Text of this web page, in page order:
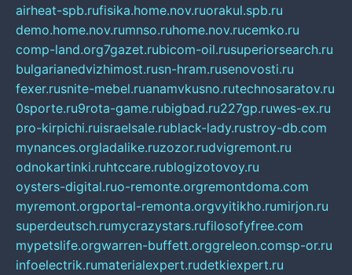
airheat-spb.rufisika.home.nov.ruorakul.spb.ru
demo.home.nov.rumnso.ruhome.nov.rucemko.ru
comp-land.org7gazet.rubicom-oil.rusuperiorsearch.ru
bulgarianedvizhimost.rusn-hram.rusenovosti.ru
fexer.rusnite-mebel.ruanamvkusno.rutechnosaratov.ru
0sporte.ru9rota-game.rubigbad.ru227gp.ruwes-ex.ru
pro-kirpichi.ruisraelsale.rublack-lady.rustroy-db.com
mynances.orgladalike.ruzozor.rudvigremont.ru
odnokartinki.ruhtccare.rublogizotovoy.ru
oysters-digital.ruo-remonte.orgremontdoma.com
myremont.orgportal-remonta.orgvyitikho.rumirjon.ru
superdeutsch.rumycrazystars.rufilosofyfree.com
mypetslife.orgwarren-buffett.orggreleon.comsp-or.ru
infoelectrik.rumaterialexpert.rudetkiexpert.ru